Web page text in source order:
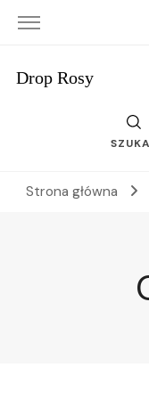
Drop Rosy
Strona główna